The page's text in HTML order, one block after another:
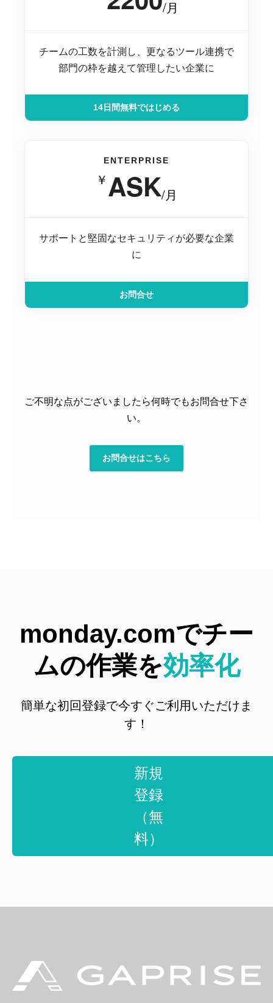
/月
チームの工数を計測し、更なるツール連携で
部門の枠を越えて管理したい企業に
14日間無料ではじめる
ENTERPRISE
￥ASK/月
サポートと堅固なセキュリティが必要な企業
に
お問合せ
ご不明な点がございましたら何時でもお問合せ下さ
い。
お問合せはこちら
monday.comでチー
ムの作業を効率化
簡単な初回登録で今すぐご利用いただけま
す！
新規
登録
（無
料）